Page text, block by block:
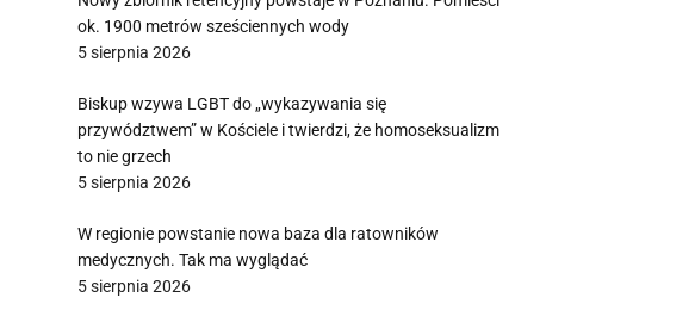
ok. 1900 metrów sześciennych wody
5 sierpnia 2026
Biskup wzywa LGBT do „wykazywania się
przywództwem” w Kościele i twierdzi, że homoseksualizm
to nie grzech
5 sierpnia 2026
W regionie powstanie nowa baza dla ratowników
medycznych. Tak ma wyglądać
5 sierpnia 2026